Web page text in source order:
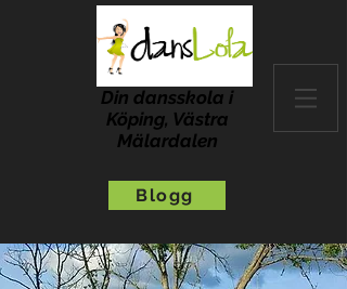
Din dansskola i
Köping, Västra
Mälardalen
Blogg